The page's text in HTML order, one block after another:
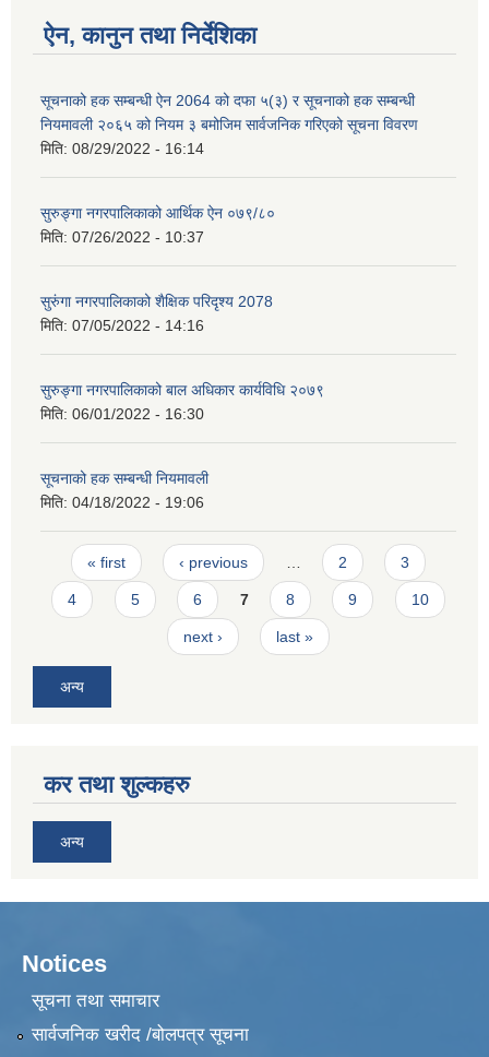
ऐन, कानुन तथा निर्देशिका
सूचनाको हक सम्बन्धी ऐन 2064 को दफा ५(३) र सूचनाको हक सम्बन्धी
नियमावली २०६५ को नियम ३ बमोजिम सार्वजनिक गरिएको सूचना विवरण
मिति: 08/29/2022 - 16:14
सुरुङ्गा नगरपालिकाको आर्थिक ऐन ०७९/८०
मिति: 07/26/2022 - 10:37
सुरुंगा नगरपालिकाको शैक्षिक परिदृश्य 2078
मिति: 07/05/2022 - 14:16
सुरुङ्गा नगरपालिकाको बाल अधिकार कार्यविधि २०७९
मिति: 06/01/2022 - 16:30
सूचनाको हक सम्बन्धी नियमावली
मिति: 04/18/2022 - 19:06
Pages
« first ‹ previous 2 3
4 5 6 7 8 9 10
next › last »
अन्य
कर तथा शुल्कहरु
अन्य
Notices
सूचना तथा समाचार
सार्वजनिक खरीद /बोलपत्र सूचना